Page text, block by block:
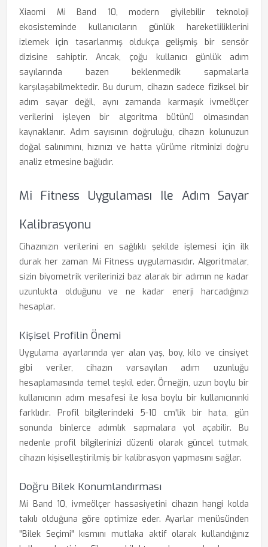
Xiaomi Mi Band 10, modern giyilebilir teknoloji
ekosisteminde kullanıcıların günlük hareketliliklerini
izlemek için tasarlanmış oldukça gelişmiş bir sensör
dizisine sahiptir. Ancak, çoğu kullanıcı günlük adım
sayılarında bazen beklenmedik sapmalarla
karşılaşabilmektedir. Bu durum, cihazın sadece fiziksel bir
adım sayar değil, aynı zamanda karmaşık ivmeölçer
verilerini işleyen bir algoritma bütünü olmasından
kaynaklanır. Adım sayısının doğruluğu, cihazın kolunuzun
doğal salınımını, hızınızı ve hatta yürüme ritminizi doğru
analiz etmesine bağlıdır.
Mi Fitness Uygulaması Ile Adım Sayar
Kalibrasyonu
Cihazınızın verilerini en sağlıklı şekilde işlemesi için ilk
durak her zaman Mi Fitness uygulamasıdır. Algoritmalar,
sizin biyometrik verilerinizi baz alarak bir adımın ne kadar
uzunlukta olduğunu ve ne kadar enerji harcadığınızı
hesaplar.
Kişisel Profilin Önemi
Uygulama ayarlarında yer alan yaş, boy, kilo ve cinsiyet
gibi veriler, cihazın varsayılan adım uzunluğu
hesaplamasında temel teşkil eder. Örneğin, uzun boylu bir
kullanıcının adım mesafesi ile kısa boylu bir kullanıcınınki
farklıdır. Profil bilgilerindeki 5-10 cm'lik bir hata, gün
sonunda binlerce adımlık sapmalara yol açabilir. Bu
nedenle profil bilgilerinizi düzenli olarak güncel tutmak,
cihazın kişiselleştirilmiş bir kalibrasyon yapmasını sağlar.
Doğru Bilek Konumlandırması
Mi Band 10, ivmeölçer hassasiyetini cihazın hangi kolda
takılı olduğuna göre optimize eder. Ayarlar menüsünden
"Bilek Seçimi" kısmını mutlaka aktif olarak kullandığınız